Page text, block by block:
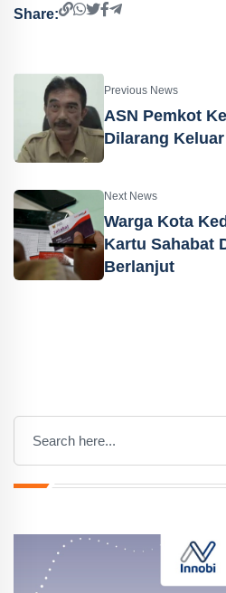
Share:
Previous News
ASN Pemkot
Dilarang
Next News
Warga Kota
Kartu Sahabat
Berlanjut